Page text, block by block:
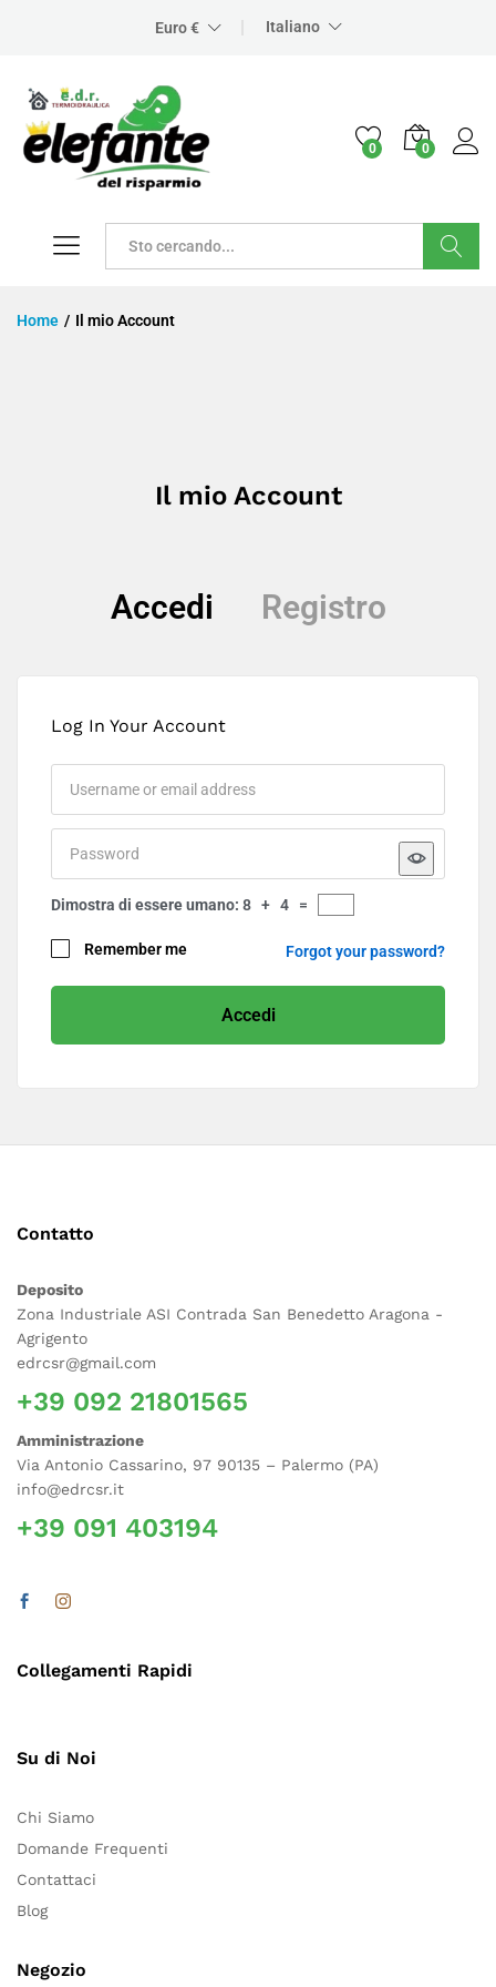
Euro € Italiano
0 0
Home / Il mio Account
Il mio Account
Accedi Registro
Log In Your Account
Dimostra di essere umano: 8 + 4 =
Remember me Forgot your password?
Accedi
Ragione Sociale
I vostri dati personali saranno utilizzati per supportare
la vostra esperienza su questo sito web, per gestire
l'accesso al vostro account e per altri scopi descritti
nella nostraprivacy policy
Contatto
Deposito
Zona Industriale ASI Contrada San Benedetto Aragona -
Agrigento
edrcsr@gmail.com
+39 092 21801565
Amministrazione
Via Antonio Cassarino, 97 90135 – Palermo (PA)
info@edrcsr.it
+39 091 403194
Collegamenti Rapidi
Su di Noi
Chi Siamo
Domande Frequenti
Contattaci
Blog
Negozio